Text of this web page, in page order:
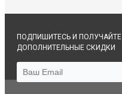
ПОДПИШИТЕСЬ И ПОЛУЧАЙТЕ
ДОПОЛНИТЕЛЬНЫЕ СКИДКИ